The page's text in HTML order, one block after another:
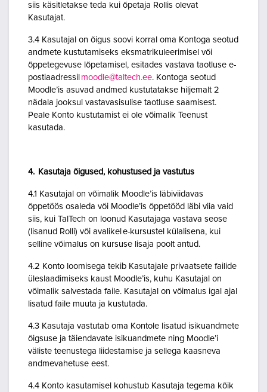
siis käsitletakse teda kui õpetaja Rollis olevat
Kasutajat.
3.4 Kasutajal on õigus soovi korral oma Kontoga seotud
andmete kustutamiseks eksmatrikuleerimisel või
õppetegevuse lõpetamisel, esitades vastava taotluse e-
postiaadressil moodle@taltech.ee. Kontoga seotud
Moodle’is asuvad andmed kustutatakse hiljemalt 2
nädala jooksul vastavasisulise taotluse saamisest.
Peale Konto kustutamist ei ole võimalik Teenust
kasutada.
4. Kasutaja õigused, kohustused ja vastutus
4.1 Kasutajal on võimalik Moodle’is läbiviidavas
õppetöös osaleda või Moodle’is õppetööd läbi viia vaid
siis, kui TalTech on loonud Kasutajaga vastava seose
(lisanud Rolli) või avalikel e-kursustel külalisena, kui
selline võimalus on kursuse lisaja poolt antud.
4.2 Konto loomisega tekib Kasutajale privaatsete failide
üleslaadimiseks kaust Moodle’is, kuhu Kasutajal on
võimalik salvestada faile. Kasutajal on võimalus igal ajal
lisatud faile muuta ja kustutada.
4.3 Kasutaja vastutab oma Kontole lisatud isikuandmete
õigsuse ja täiendavate isikuandmete ning Moodle’i
väliste teenustega liidestamise ja sellega kaasneva
andmevahetuse eest.
4.4 Konto kasutamisel kohustub Kasutaja tegema kõik